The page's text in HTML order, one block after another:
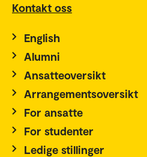
Kontakt oss
English
Alumni
Ansatteoversikt
Arrangementsoversikt
For ansatte
For studenter
Ledige stillinger